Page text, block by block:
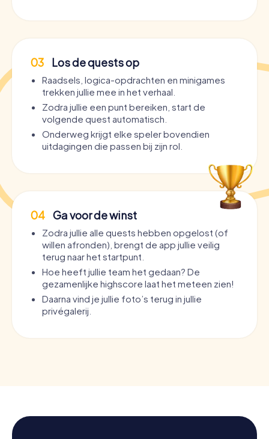
03 Los de quests op
Raadsels, logica-opdrachten en minigames
trekken jullie mee in het verhaal.
Zodra jullie een punt bereiken, start de
volgende quest automatisch.
Onderweg krijgt elke speler bovendien
uitdagingen die passen bij zijn rol.
04 Ga voor de winst
Zodra jullie alle quests hebben opgelost (of
willen afronden), brengt de app jullie veilig
terug naar het startpunt.
Hoe heeft jullie team het gedaan? De
gezamenlijke highscore laat het meteen zien!
Daarna vind je jullie foto’s terug in jullie
privégalerij.